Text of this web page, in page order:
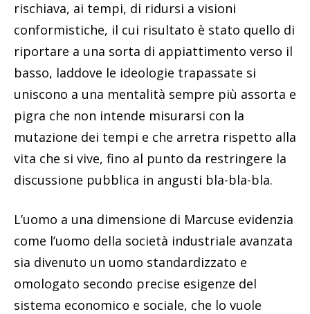
rischiava, ai tempi, di ridursi a visioni
conformistiche, il cui risultato è stato quello di
riportare a una sorta di appiattimento verso il
basso, laddove le ideologie trapassate si
uniscono a una mentalità sempre più assorta e
pigra che non intende misurarsi con la
mutazione dei tempi e che arretra rispetto alla
vita che si vive, fino al punto da restringere la
discussione pubblica in angusti bla-bla-bla.
L’uomo a una dimensione di Marcuse evidenzia
come l’uomo della società industriale avanzata
sia divenuto un uomo standardizzato e
omologato secondo precise esigenze del
sistema economico e sociale, che lo vuole